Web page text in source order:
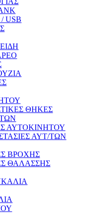
USB
ΘΗΚΕΣ
ΑΥΤΟΚΙΝΗΤΟΥ
ΑΥΤ/ΤΩΝ
ΒΡΟΧΗΣ
ΘΑΛΑΣΣΗΣ